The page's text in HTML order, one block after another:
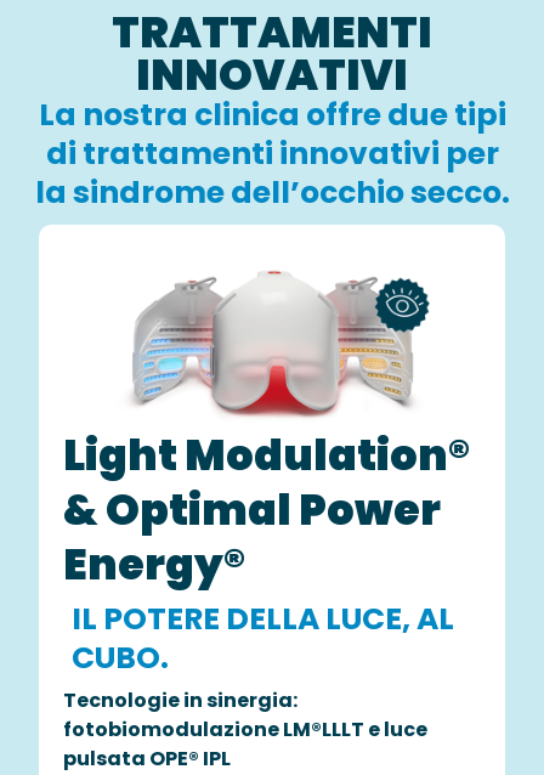
TRATTAMENTI
INNOVATIVI​
La nostra clinica offre due tipi
di trattamenti innovativi per
la sindrome dell’occhio secco.​
Light Modulation®
& Optimal Power
Energy®
IL POTERE DELLA LUCE, AL
CUBO.
Tecnologie in sinergia:
fotobiomodulazione LM®LLLT e luce
pulsata OPE® IPL